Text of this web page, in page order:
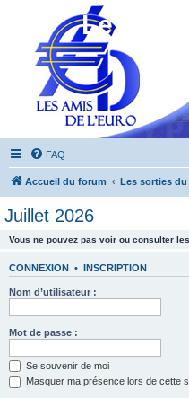
Les
FAQ
Accueil du forum Les sorties
Juillet 2026
Vous ne pouvez pas voir ou consulter
CONNEXION • INSCRIPTION
Nom d’utilisateur :
Mot de passe :
Se souvenir de moi
Masquer ma présence lors de cette